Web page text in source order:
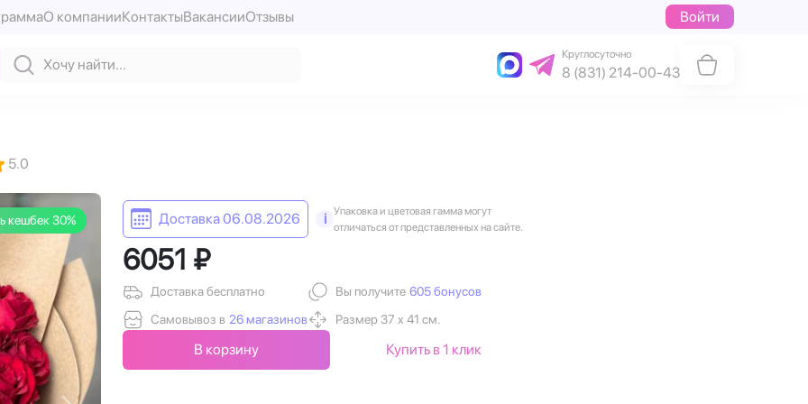
О компанииКонтактыВакансииОтзывы Войти
Круглосуточно
8 (831) 214-00-43
5.0
кешбек 30% Доставка 06.08.2026 i
Упаковка и цветовая гамма могут
отличаться от представленных на сайте.
6051 ₽
Доставка бесплатно
Самовывоз в 26 магазинов
Вы получите 605 бонусов
Размер 37 х 41 см.
В корзину Купить в 1 клик